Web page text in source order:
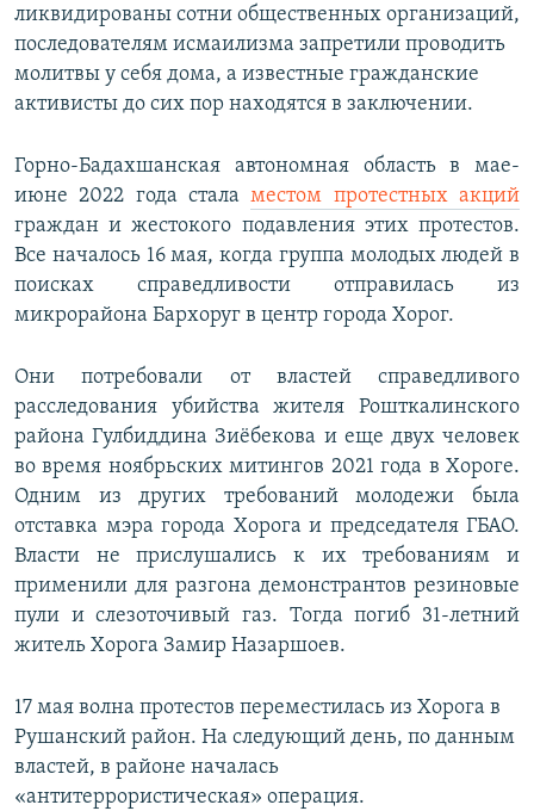
ликвидированы сотни общественных организаций,
последователям исмаилизма запретили проводить
молитвы у себя дома, а известные гражданские
активисты до сих пор находятся в заключении.
Горно-Бадахшанская автономная область в мае-
июне 2022 года сталаместом протестных акций
граждан и жестокого подавления этих протестов.
Все началось 16 мая, когда группа молодых людей в
поисках справедливости отправилась из
микрорайона Бархоруг в центр города Хорог.
Они потребовали от властей справедливого
расследования убийства жителя Рошткалинского
района Гулбиддина Зиёбекова и еще двух человек
во время ноябрьских митингов 2021 года в Хороге.
Одним из других требований молодежи была
отставка мэра города Хорога и председателя ГБАО.
Власти не прислушались к их требованиям и
применили для разгона демонстрантов резиновые
пули и слезоточивый газ. Тогда погиб 31-летний
житель Хорога Замир Назаршоев.
17 мая волна протестов переместилась из Хорога в
Рушанский район. На следующий день, по данным
властей, в районе началась
«антитеррористическая» операция.